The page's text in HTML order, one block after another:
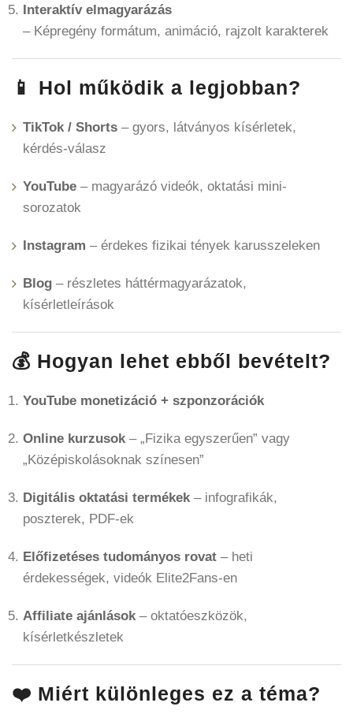
Interaktív elmagyarázás
– Képregény formátum, animáció, rajzolt karakterek
📱 Hol működik a legjobban?
TikTok / Shorts – gyors, látványos kísérletek,
kérdés-válasz
YouTube – magyarázó videók, oktatási mini-
sorozatok
Instagram – érdekes fizikai tények karusszeleken
Blog – részletes háttérmagyarázatok,
kísérletleírások
💰 Hogyan lehet ebből bevételt?
YouTube monetizáció + szponzorációk
Online kurzusok– „Fizika egyszerűen” vagy
„Középiskolásoknak színesen”
Digitális oktatási termékek– infografikák,
poszterek, PDF-ek
Előfizetéses tudományos rovat – heti
érdekességek, videók Elite2Fans-en
Affiliate ajánlások– oktatóeszközök,
kísérletkészletek
❤️ Miért különleges ez a téma?